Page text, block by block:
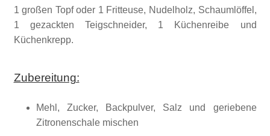
1 großen Topf oder 1 Fritteuse, Nudelholz, Schaumlöffel,
1 gezackten Teigschneider, 1 Küchenreibe und
Küchenkrepp.
Zubereitung:
Mehl, Zucker, Backpulver, Salz und geriebene
Zitronenschale mischen